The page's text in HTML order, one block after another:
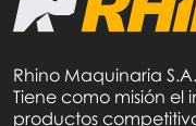
Rhino Maquinaria
Tiene como misión el
productos